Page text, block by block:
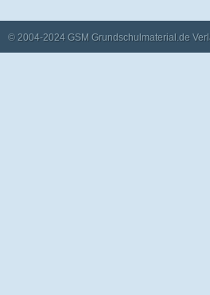
© 2004-2024 GSM Grundschulmaterial.de